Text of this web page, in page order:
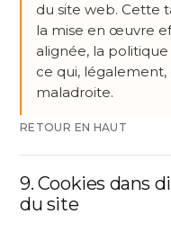
du site web. Cette
la mise en œuvre
alignée, la
ce qui, légalement,
maladroite.
RETOUR EN HAUT
9. Cookies dans
du site